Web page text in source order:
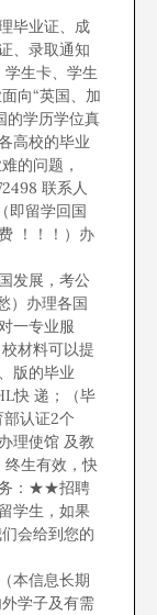
毕业证、成
、录取通知
生卡、学生
向“英国、加
的学历学位真
高校的毕业
的问题，
联系人
即留学回国
！！！）办
发展，考公
）办理各国
一专业服
材料可以提
版的毕业
快 递；（毕
认证2个
理使馆 及教
终生有效，快
务：★★招聘
学生，如果
会给到您的
本信息长期
学子及有需